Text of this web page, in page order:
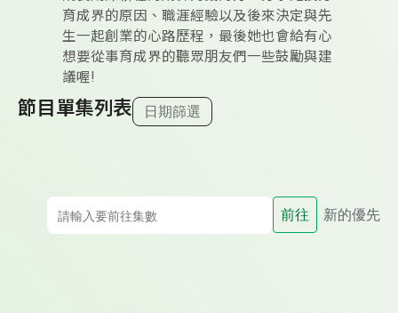
育成界的原因、職涯經驗以及後來決定與先
生一起創業的心路歷程，最後她也會給有心
想要從事育成界的聽眾朋友們一些鼓勵與建
議喔!
節目單集列表 日期篩選
前往 新的優先